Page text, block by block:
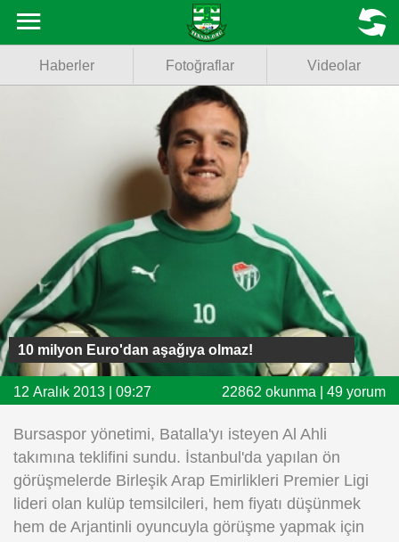
Fotoğraflar
Basketbol
Puan Durumu
Facebook
Twitter
Instagram
Android
iOS
MENU
Haberler Fotoğraflar Videolar
10 milyon Euro'dan aşağıya olmaz!
12 Aralık 2013 | 09:27 22862 okunma | 49 yorum
Bursaspor yönetimi, Batalla'yı isteyen Al Ahli
takımına teklifini sundu. İstanbul'da yapılan ön
görüşmelerde Birleşik Arap Emirlikleri Premier Ligi
lideri olan kulüp temsilcileri, hem fiyatı düşünmek
hem de Arjantinli oyuncuyla görüşme yapmak için